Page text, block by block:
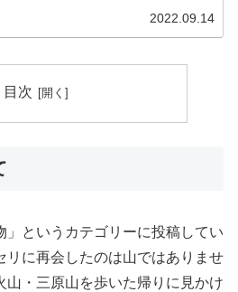
2022.09.14
目次
」というカテゴリーに投稿してい
リに再会したのは山ではありませ
山・三原山を歩いた帰りに見かけ